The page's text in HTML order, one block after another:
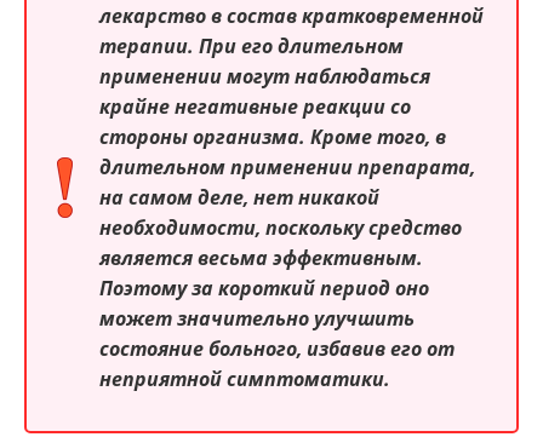
лекарство в состав кратковременной
терапии. При его длительном
применении могут наблюдаться
крайне негативные реакции со
стороны организма. Кроме того, в
длительном применении препарата,
на самом деле, нет никакой
необходимости, поскольку средство
является весьма эффективным.
Поэтому за короткий период оно
может значительно улучшить
состояние больного, избавив его от
неприятной симптоматики.